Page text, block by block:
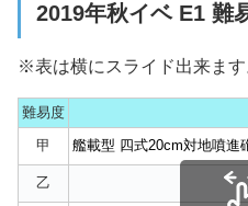
2019年秋イベ E1 難
※表は横にスライド出来ます
難易度
甲
艦載型 四式20cm対地噴進
乙